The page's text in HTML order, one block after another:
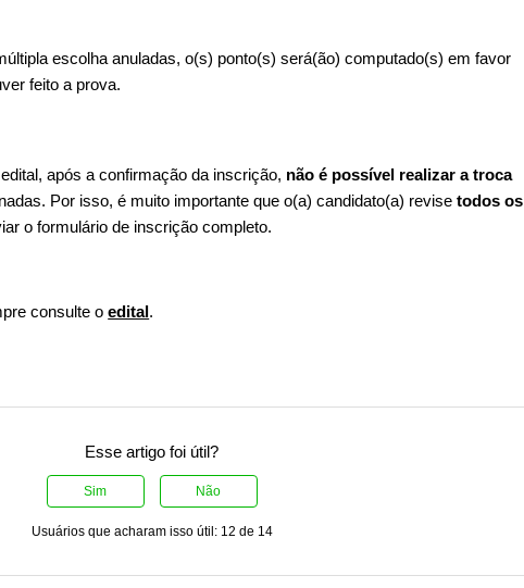
escolha anuladas, o(s) ponto(s) será(ão) computado(s) em favor
feito a prova.
após a confirmação da inscrição, não é possível realizar a troca
Por isso, é muito importante que o(a) candidato(a) revisetodos os
o formulário de inscrição completo.
consulte oedital.
Esse artigo foi útil?
Sim Não
Usuários que acharam isso útil: 12 de 14